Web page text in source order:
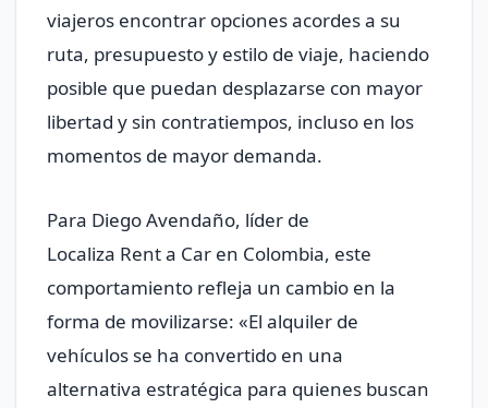
viajeros encontrar opciones acordes a su
ruta, presupuesto y estilo de viaje, haciendo
posible que puedan desplazarse con mayor
libertad y sin contratiempos, incluso en los
momentos de mayor demanda.
Para Diego Avendaño, líder de
Localiza Rent a Car en Colombia, este
comportamiento refleja un cambio en la
forma de movilizarse: «El alquiler de
vehículos se ha convertido en una
alternativa estratégica para quienes buscan